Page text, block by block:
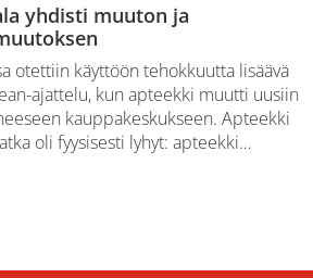
yhdisti muuton ja
otettiin käyttöön tehokkuutta lisäävä
ajattelu, kun apteekki muutti uusiin
kauppakeskukseen. Apteekki
oli fyysisesti lyhyt: apteekki…